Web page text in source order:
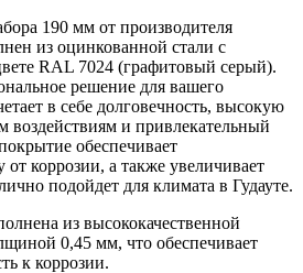
190 мм от производителя
из оцинкованной стали с
RAL 7024 (графитовый серый).
решение для вашего
в себе долговечность, высокую
воздействиям и привлекательный
обеспечивает
коррозии, а также увеличивает
подойдет для климата в Гудауте.
из высококачественной
0,45 мм, что обеспечивает
к коррозии.